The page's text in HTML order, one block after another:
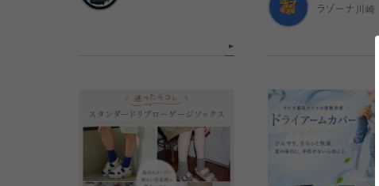
ラゾーナ川崎